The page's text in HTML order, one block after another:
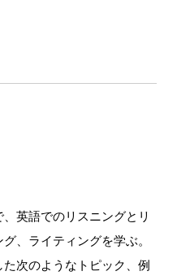
英語でのリスニングとリ
、ライティングを学ぶ。
次のようなトピック、例